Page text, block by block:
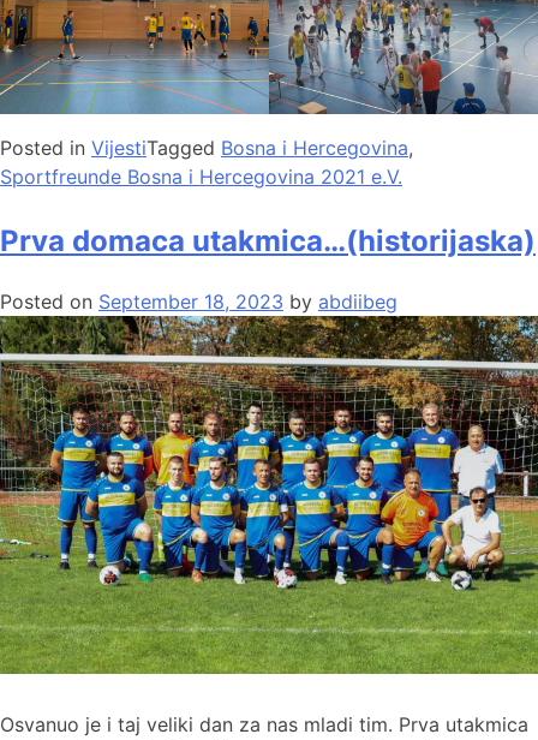
Posted in VijestiTagged Bosna i Hercegovina,
Sportfreunde Bosna i Hercegovina 2021 e.V.
Prva domaca utakmica…(historijaska)
Posted on September 18, 2023 by abdiibeg
Osvanuo je i taj veliki dan za nas mladi tim. Prva utakmica